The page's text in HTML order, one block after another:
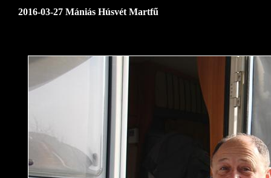
2016-03-27 Mániás Húsvét Martfű